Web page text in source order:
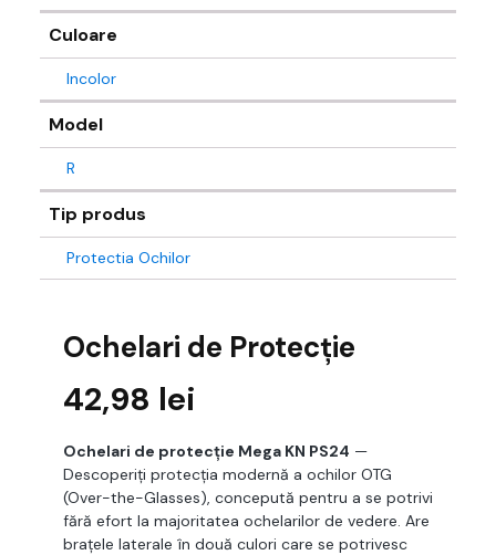
Culoare
Incolor
Model
R
Tip produs
Protectia Ochilor
Ochelari de Protecție
42,98 lei
Ochelari de protecție Mega KN PS24 —
Descoperiți protecția modernă a ochilor OTG
(Over-the-Glasses), concepută pentru a se potrivi
fără efort la majoritatea ochelarilor de vedere. Are
brațele laterale în două culori care se potrivesc